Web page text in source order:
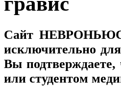
Сайт
исключительно
Вы
или студентом